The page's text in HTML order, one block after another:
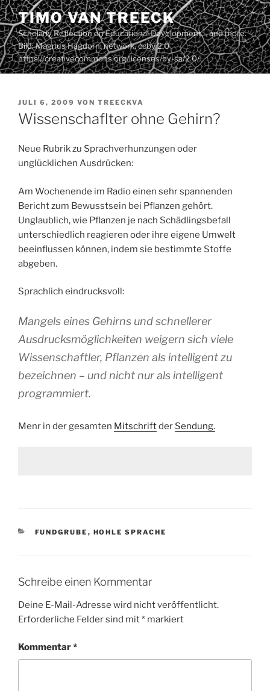
Zum
Inhalt
springen
TIMO VAN TREECK
Scholarly Reflection on Educational Development – and more.
Bild: Magnus Hagdorn: network. ccby 2.0
https://creativecommons.org/licenses/by-sa/2.0/
VERÖFFENTLICHT
AM
JULI 6, 2009 VON TREECKVA
Wissenschaflter ohne Gehirn?
Neue Rubrik zu Sprachverhunzungen oder
unglücklichen Ausdrücken:
Am Wochenende im Radio einen sehr spannenden
Bericht zum Bewusstsein bei Pflanzen gehört.
Unglaublich, wie Pflanzen je nach Schädlingsbefall
unterschiedlich reagieren oder ihre eigene Umwelt
beeinflussen können, indem sie bestimmte Stoffe
abgeben.
Sprachlich eindrucksvoll:
Mangels eines Gehirns und schnellerer
Ausdrucksmöglichkeiten weigern sich viele
Wissenschaftler, Pflanzen als intelligent zu
bezeichnen – und nicht nur als intelligent
programmiert.
Menr in der gesamten Mitschriftder Sendung.
KATEGORIEN
FUNDGRUBE , HOHLE SPRACHE
Schreibe einen Kommentar
Deine E-Mail-Adresse wird nicht veröffentlicht.
Erforderliche Felder sind mit* markiert
Kommentar*